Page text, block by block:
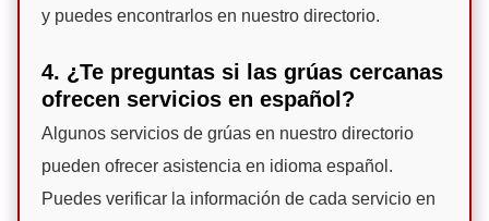
y puedes encontrarlos en nuestro directorio.
4. ¿Te preguntas si las grúas cercanas
ofrecen servicios en español?
Algunos servicios de grúas en nuestro directorio
pueden ofrecer asistencia en idioma español.
Puedes verificar la información de cada servicio en